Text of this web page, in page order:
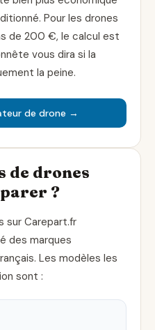
Pour les drones
de 200 €, le calcul est
vous dira si la
la peine.
de drone →
de drones
?
sur Carepart.fr
des marques
Les modèles les
sont :